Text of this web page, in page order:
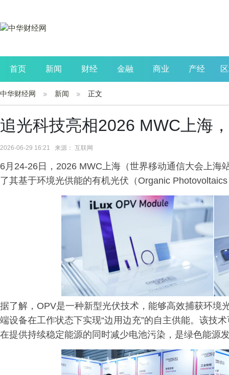
首页 新闻 财经 金融 商业 产经
公司 生活 读书
中华财经网 新闻 正文
追光科技亮相2026 MWC上海
2026-06-29 16:21 来源： 互联网
6月24-26日，2026 MWC上海（世界移动通信大会上
了其基于环境光供能的有机光伏（Organic
据了解，OPV是一种新型光伏技术，能够高效捕获环境
端设备在工作状态下实现“边用边充”的自主供能。该技
在提供持续稳定能源的同时减少电池污染，是绿色能源